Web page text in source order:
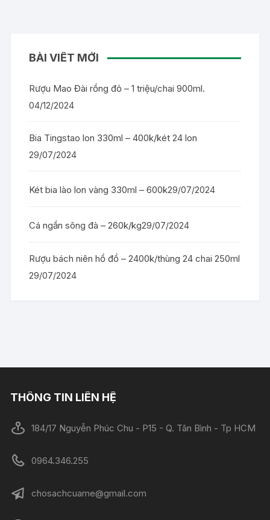
BÀI VIẾT MỚI
Rượu Mao Đài rồng đỏ – 1 triệu/chai 900ml.
04/12/2024
Bia Tingstao lon 330ml – 400k/két 24 lon
29/07/2024
Két bia lào lon vàng 330ml – 600k29/07/2024
Cá ngần sông đà – 260k/kg29/07/2024
Rượu bách niên hồ đồ – 2400k/thùng 24 chai 250ml
29/07/2024
THÔNG TIN LIÊN HỆ
184/17 Nguyễn Phúc Chu - P15 - Q. Tân Bình - Tp HCM
0964.346.255
chosachcuame@gmail.com